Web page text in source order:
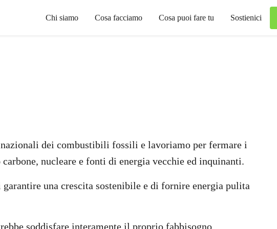
Chi siamo Cosa facciamo Cosa puoi fare tu Sostienici
dei combustibili fossili e lavoriamo per fermare i
nucleare e fonti di energia vecchie ed inquinanti.
una crescita sostenibile e di fornire energia pulita
soddisfare interamente il proprio fabbisogno